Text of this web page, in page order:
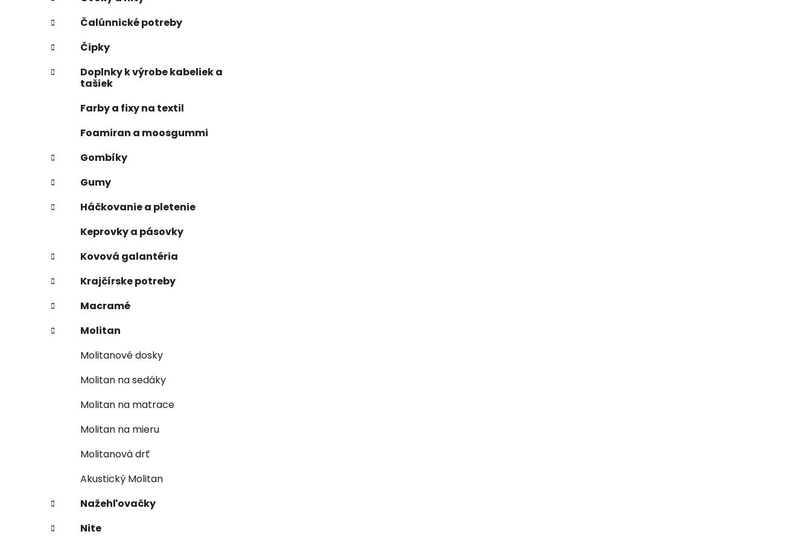
Čalúnnické potreby
Čipky
Doplnky k výrobe kabeliek a
tašiek
Farby a fixy na textil
Foamiran a moosgummi
Gombíky
Gumy
Háčkovanie a pletenie
Keprovky a pásovky
Kovová galantéria
Krajčírske potreby
Macramé
Molitan
Molitanové dosky
Molitan na sedáky
Molitan na matrace
Molitan na mieru
Molitanová drť
Akustický Molitan
Nažehľovačky
Nite